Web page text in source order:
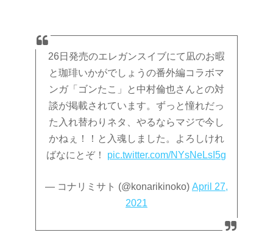
26日発売のエレガンスイブにて凪のお暇
と珈琲いかがでしょうの番外編コラボマ
ンガ「ゴンたこ」と中村倫也さんとの対
談が掲載されています。ずっと憧れだっ
た入れ替わりネタ、やるならマジで今し
かねぇ！！と入魂しました。よろしけれ
ばなにとぞ！ pic.twitter.com/NYsNeLsI5g
— コナリミサト (@konarikinoko) April 27,
2021